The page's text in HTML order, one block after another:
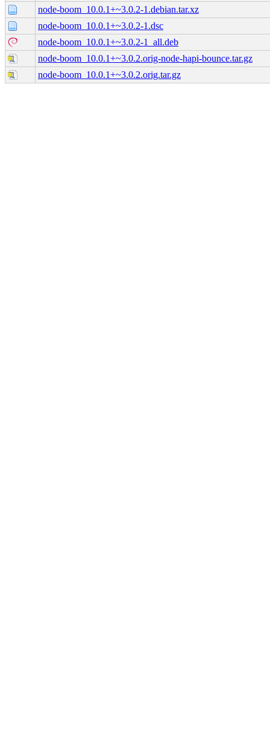
node-boom_10.0.1+~3.0.2-1.debian.tar.xz
node-boom_10.0.1+~3.0.2-1.dsc
node-boom_10.0.1+~3.0.2-1_all.deb
node-boom_10.0.1+~3.0.2.orig-node-hapi-bounce.tar.gz
node-boom_10.0.1+~3.0.2.orig.tar.gz